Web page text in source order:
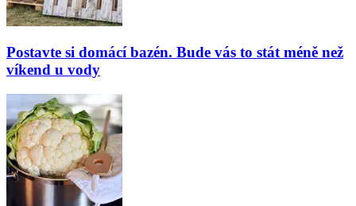
Postavte si domácí bazén. Bude vás to stát méně než
víkend u vody